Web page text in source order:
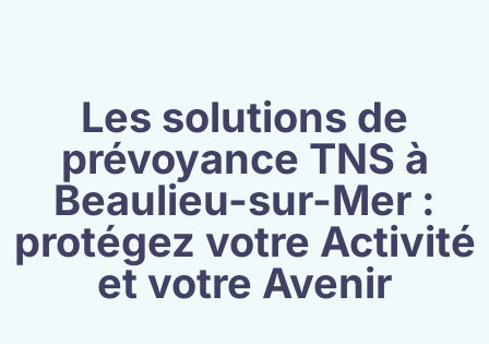
Les solutions de
prévoyance TNS à
Beaulieu-sur-Mer :
protégez votre Activité
et votre Avenir